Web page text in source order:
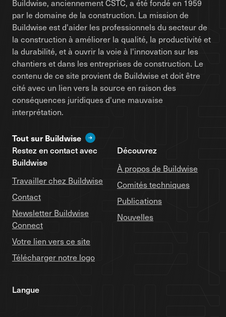
Buildwise, anciennement CSTC, a été fondé en 1959
par le domaine de la construction. La mission de
Buildwise est d'aider les professionnels du secteur de
la construction à améliorer la qualité, la productivité et
la durabilité, et à ouvrir la voie à l'innovation sur les
chantiers et dans les entreprises de construction. Le
contenu de ce site provient de Buildwise et doit être
cité avec un lien vers la source en raison des
conséquences juridiques d'une mauvaise
interprétation.
Tout sur Buildwise
Restez en contact avec
Buildwise
Travailler chez Buildwise
Contact
Newsletter Buildwise
Connect
Votre lien vers ce site
Télécharger notre logo
Découvrez
À propos de Buildwise
Comités techniques
Publications
Nouvelles
Langue